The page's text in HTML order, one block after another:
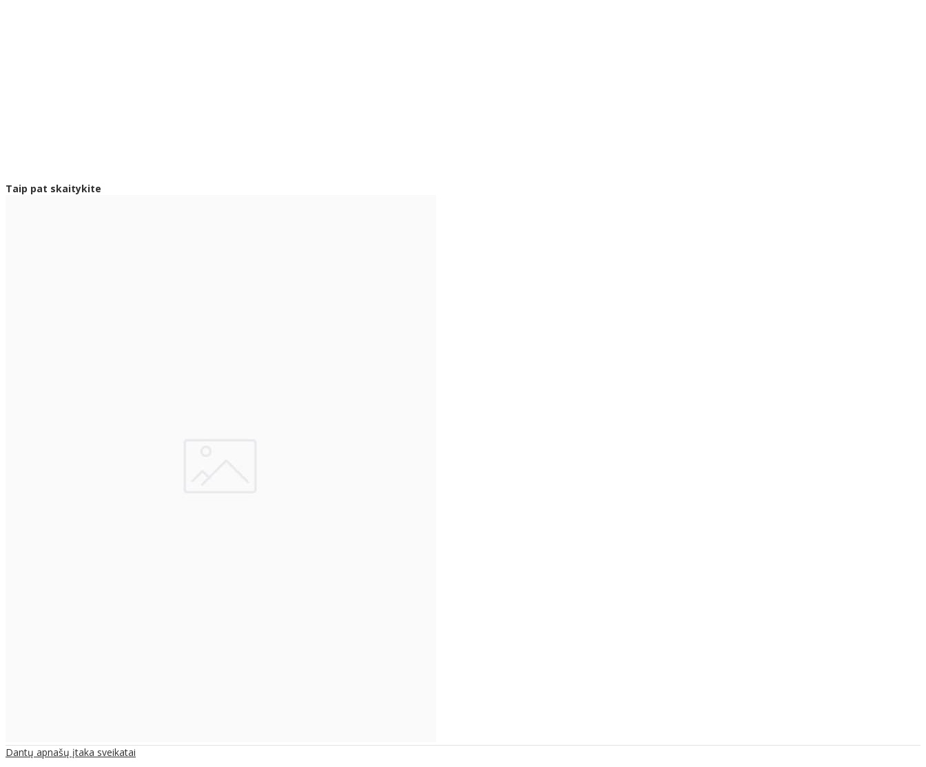
Taip pat skaitykite
Dantų apnašų įtaka sveikatai